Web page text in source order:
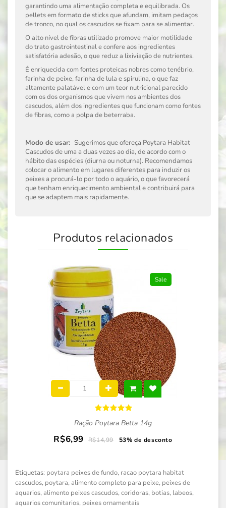
garantindo uma alimentação completa e equilibrada. Os
pellets em formato de sticks que afundam, imitam pedaços
de tronco, no qual os cascudos se fixam para se alimentar.
O alto ní­vel de fibras utilizado promove maior motilidade
do trato gastrointestinal e confere aos ingredientes
satisfatória adesão, o que reduz a lixiviação de nutrientes.
É enriquecida com fontes proteicas nobres como tenébrio,
farinha de peixe, farinha de lula e spirulina, o que faz
altamente palatável e com um teor nutricional parecido
com os dos organismos que vivem nos ambientes dos
cascudos, além dos ingredientes que funcionam como fontes
de fibras, como a polpa de beterraba.
Modo de usar: Sugerimos que ofereça Poytara Habitat
Cascudos de uma a duas vezes ao dia, de acordo com o
hábito das espécies (diurna ou noturna). Recomendamos
colocar o alimento em lugares diferentes para induzir os
peixes a procurá-lo por todo o aquário, o que favorecerá
que tenham enriquecimento ambiental e contribuirá para
que se adaptem mais rapidamente.
Produtos relacionados
Sale
Ração Poytara Betta 14g
R$6,99 R$14,99 53% de desconto
Etiquetas: poytara peixes de fundo, racao poytara habitat
cascudos, poytara, alimento completo para peixe, peixes de
aquarios, alimento peixes cascudos, coridoras, botias, labeos,
aquarios comunitarios, peixes ornamentais